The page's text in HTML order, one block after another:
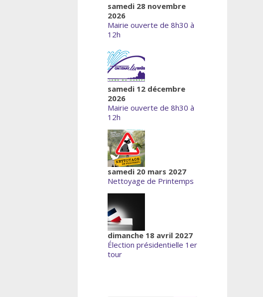
samedi 28 novembre
2026
Mairie ouverte de 8h30 à
12h
samedi 12 décembre
2026
Mairie ouverte de 8h30 à
12h
samedi 20 mars 2027
Nettoyage de Printemps
dimanche 18 avril 2027
Élection présidentielle 1er
tour